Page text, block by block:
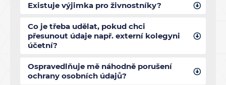
Existuje výjimka pro živnostníky?
Co je třeba udělat, pokud chci
přesunout údaje např. externí kolegyni
účetní?
Ospravedlňuje mě náhodně porušení
ochrany osobních údajů?